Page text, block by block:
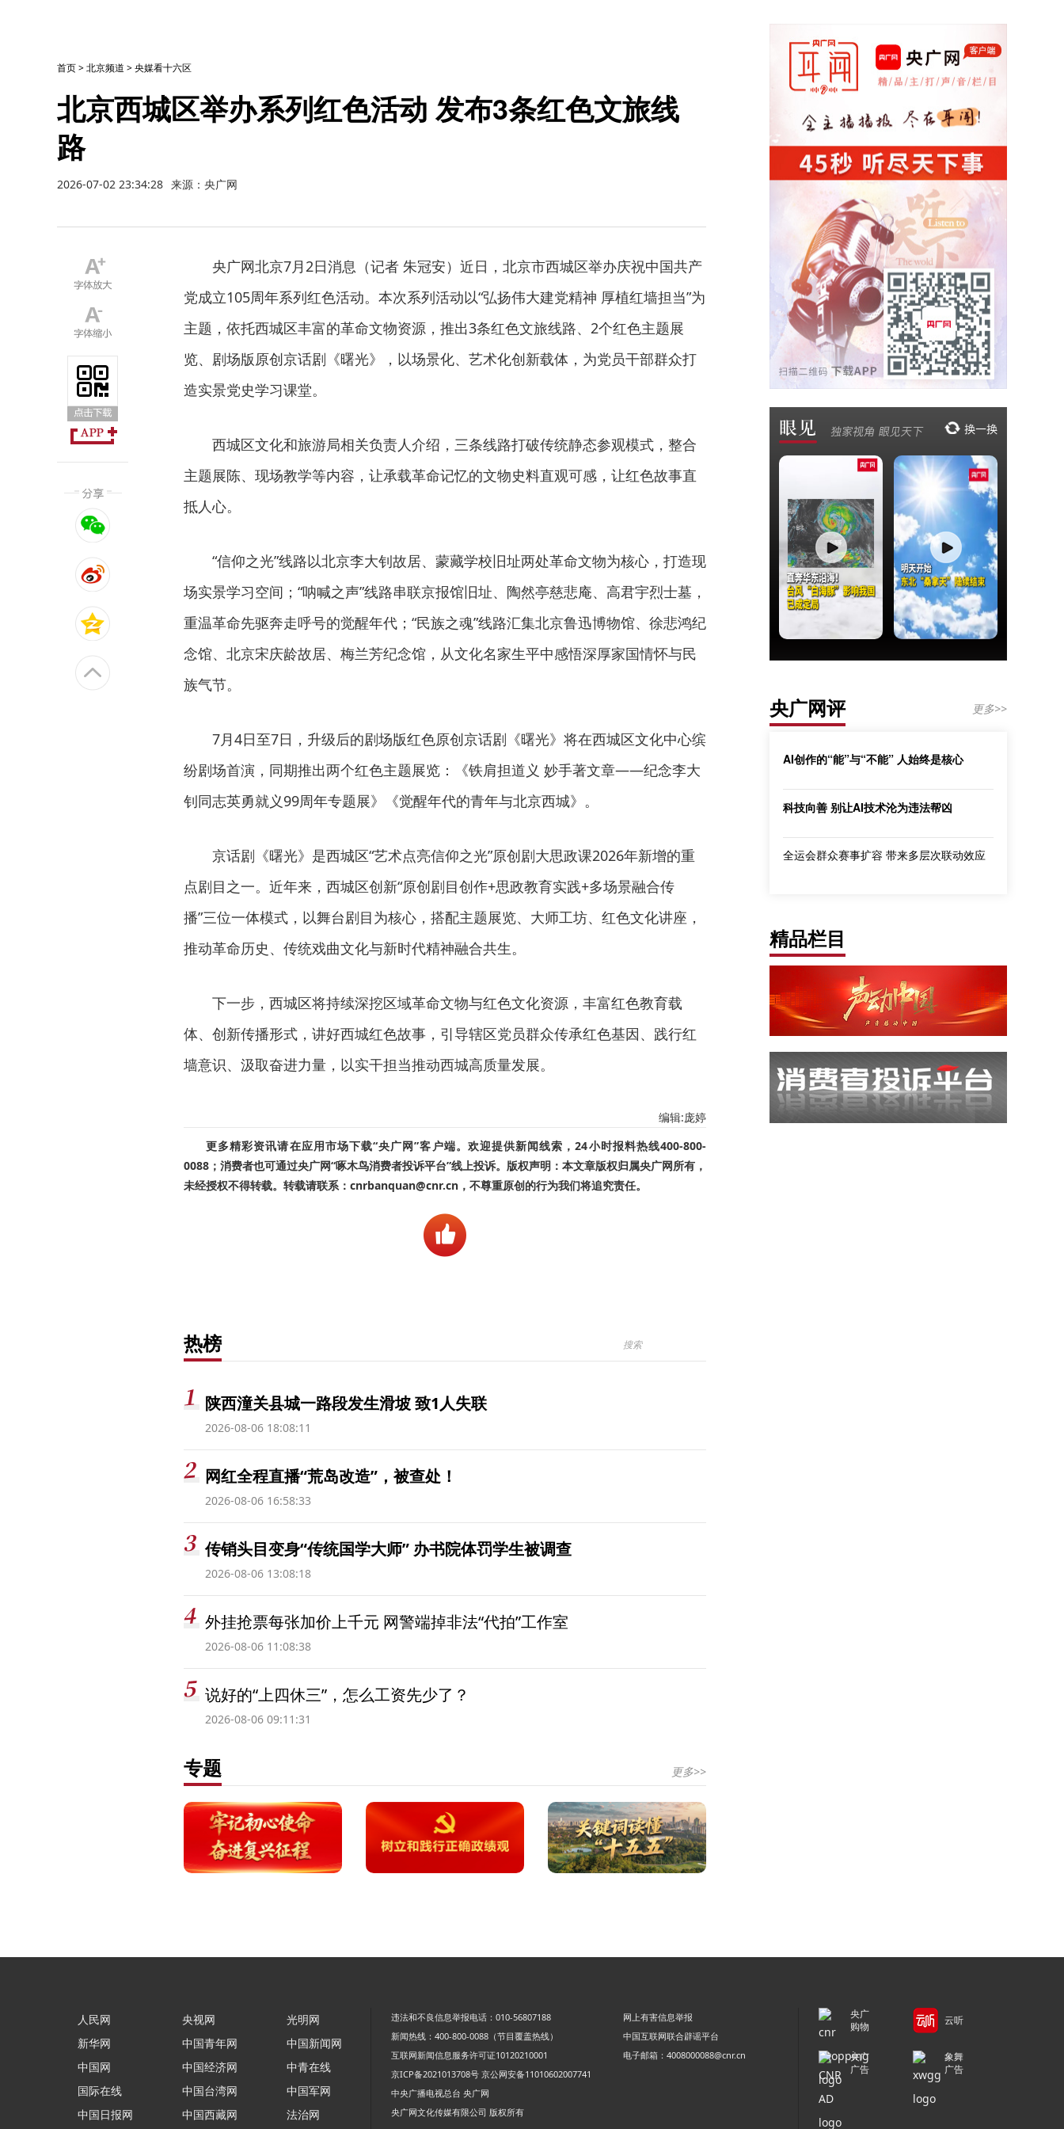
首页>北京频道 >央媒看十六区
北京西城区举办系列红色活动 发布3条红色文旅线
路
2026-07-02 23:34:28 来源：央广网
央广网北京7月2日消息（记者 朱冠安）近日，北京市西城区举办庆祝中国共产
党成立105周年系列红色活动。本次系列活动以“弘扬伟大建党精神 厚植红墙担当”为
主题，依托西城区丰富的革命文物资源，推出3条红色文旅线路、2个红色主题展
览、剧场版原创京话剧《曙光》，以场景化、艺术化创新载体，为党员干部群众打
造实景党史学习课堂。
西城区文化和旅游局相关负责人介绍，三条线路打破传统静态参观模式，整合
主题展陈、现场教学等内容，让承载革命记忆的文物史料直观可感，让红色故事直
抵人心。
“信仰之光”线路以北京李大钊故居、蒙藏学校旧址两处革命文物为核心，打造现
场实景学习空间；“呐喊之声”线路串联京报馆旧址、陶然亭慈悲庵、高君宇烈士墓，
重温革命先驱奔走呼号的觉醒年代；“民族之魂”线路汇集北京鲁迅博物馆、徐悲鸿纪
念馆、北京宋庆龄故居、梅兰芳纪念馆，从文化名家生平中感悟深厚家国情怀与民
族气节。
7月4日至7日，升级后的剧场版红色原创京话剧《曙光》将在西城区文化中心缤
纷剧场首演，同期推出两个红色主题展览：《铁肩担道义 妙手著文章——纪念李大
钊同志英勇就义99周年专题展》《觉醒年代的青年与北京西城》。
京话剧《曙光》是西城区“艺术点亮信仰之光”原创剧大思政课2026年新增的重
点剧目之一。近年来，西城区创新“原创剧目创作+思政教育实践+多场景融合传
播”三位一体模式，以舞台剧目为核心，搭配主题展览、大师工坊、红色文化讲座，
推动革命历史、传统戏曲文化与新时代精神融合共生。
下一步，西城区将持续深挖区域革命文物与红色文化资源，丰富红色教育载
体、创新传播形式，讲好西城红色故事，引导辖区党员群众传承红色基因、践行红
墙意识、汲取奋进力量，以实干担当推动西城高质量发展。
编辑:庞婷
更多精彩资讯请在应用市场下载“央广网”客户端。欢迎提供新闻线索，24小时报料热线400-800-
0088；消费者也可通过央广网“啄木鸟消费者投诉平台”线上投诉。版权声明：本文章版权归属央广网所有，
未经授权不得转载。转载请联系：cnrbanquan@cnr.cn，不尊重原创的行为我们将追究责任。
热榜
陕西潼关县城一路段发生滑坡 致1人失联
2026-08-06 18:08:11
网红全程直播“荒岛改造”，被查处！
2026-08-06 16:58:33
传销头目变身“传统国学大师” 办书院体罚学生被调查
2026-08-06 13:08:18
外挂抢票每张加价上千元 网警端掉非法“代拍”工作室
2026-08-06 11:08:38
说好的“上四休三”，怎么工资先少了？
2026-08-06 09:11:31
专题 更多>>
央广网评 更多>>
AI创作的“能”与“不能” 人始终是核心
科技向善 别让AI技术沦为违法帮凶
全运会群众赛事扩容 带来多层次联动效应
精品栏目
人民网
新华网
中国网
国际在线
中国日报网
央视网
中国青年网
中国经济网
中国台湾网
中国西藏网
光明网
中国新闻网
中青在线
中国军网
法治网
违法和不良信息举报电话：010-56807188
网上有害信息举报
新闻热线：400-800-0088（节目覆盖热线）
中国互联网联合辟谣平台
互联网新闻信息服务许可证10120210001
电子邮箱：4008000088@cnr.cn
京ICP备2021013708号 京公网安备11010602007741
中央广播电视总台 央广网
央广网文化传媒有限公司 版权所有
央广
购物
云听
央广
广告
象舞
广告